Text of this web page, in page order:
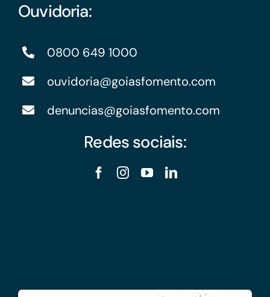
Ouvidoria:
0800 649 1000
ouvidoria@goiasfomento.com
denuncias@goiasfomento.com
Redes sociais: